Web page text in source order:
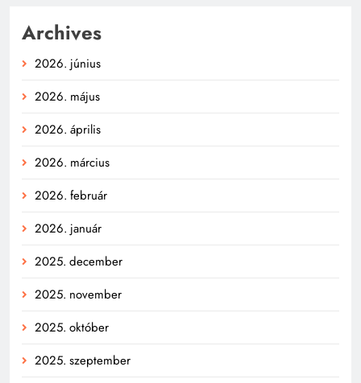
Archives
2026. június
2026. május
2026. április
2026. március
2026. február
2026. január
2025. december
2025. november
2025. október
2025. szeptember